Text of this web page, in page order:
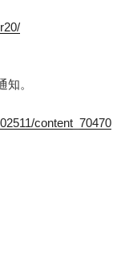
。
content_70470